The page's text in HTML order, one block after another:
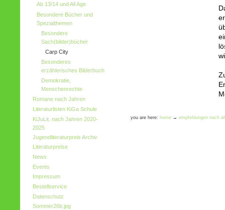
Ab 13/14 und All Age
Besondere Bücher und
Spezialthemen
Besondere
Sach(bilder)bücher
Carp City
Besonderes
erzählerisches Bilderbuch
Demokratie,
Menschenrechte
Romane nach Jahren
Literaturlisten KiGa Schule
KiJuLit. nach Jahren 2020-
2025
Jugendliteraturpreis Archiv
Literaturpreise
News
Events
Impressum
Bestellservice
Datenschutz
Sommer26b.jpg
you are here: home → empfehlungen nach